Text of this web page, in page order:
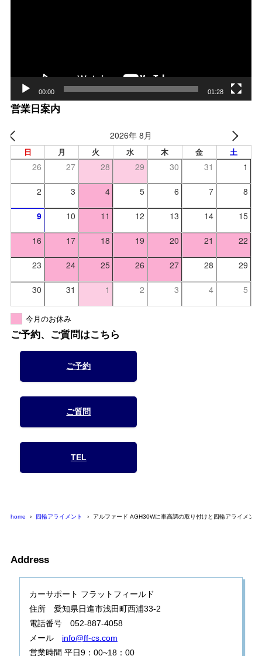
00:00 01:28
営業日案内
2026年 8月
日 月 火 水 木 金 土
26 27 28 29 30 31 1
2 3 4 5 6 7 8
9 10 11 12 13 14 15
16 17 18 19 20 21 22
23 24 25 26 27 28 29
30 31 1 2 3 4 5
今月のお休み
ご予約、ご質問はこちら
ご予約
ご質問
TEL
home 四輪アライメント アルファード AGH30Wに車高調の取り付けと四輪アライメント
Address
カーサポート フラットフィールド
住所 愛知県日進市浅田町西浦33-2
電話番号 052-887-4058
メール info@ff-cs.com
営業時間 平日9：00~18：00